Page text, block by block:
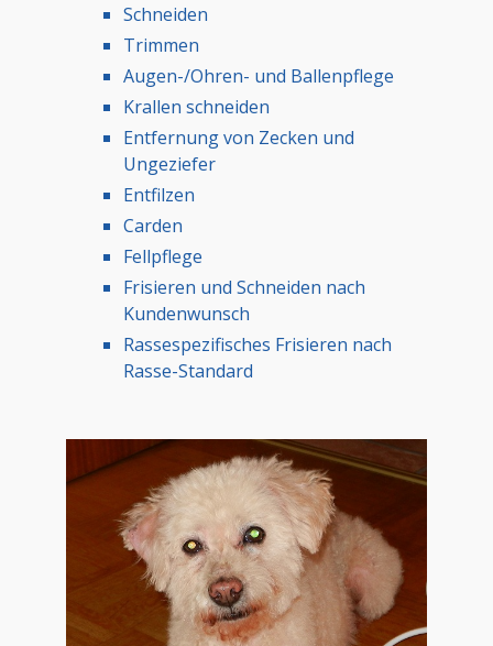
Schneiden
Trimmen
Augen-/Ohren- und Ballenpflege
Krallen schneiden
Entfernung von Zecken und
Ungeziefer
Entfilzen
Carden
Fellpflege
Frisieren und Schneiden nach
Kundenwunsch
Rassespezifisches Frisieren nach
Rasse-Standard